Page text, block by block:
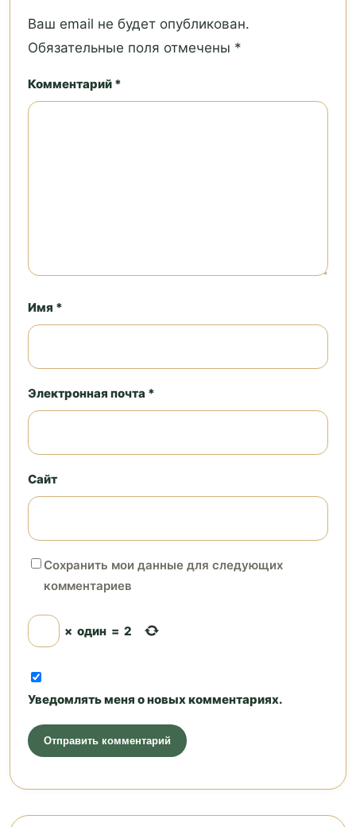
Ваш email не будет опубликован.
Обязательные поля отмечены *
Комментарий *
Имя *
Электронная почта *
Сайт
Сохранить мои данные для следующих
комментариев
× один = 2
Уведомлять меня о новых комментариях.